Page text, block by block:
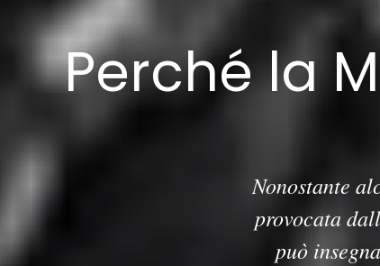
Perché la
Nonostante
provocata
può